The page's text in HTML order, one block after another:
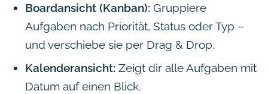
Boardansicht (Kanban): Gruppiere
Aufgaben nach Priorität, Status oder Typ –
und verschiebe sie per Drag & Drop.
Kalenderansicht: Zeigt dir alle Aufgaben mit
Datum auf einen Blick.